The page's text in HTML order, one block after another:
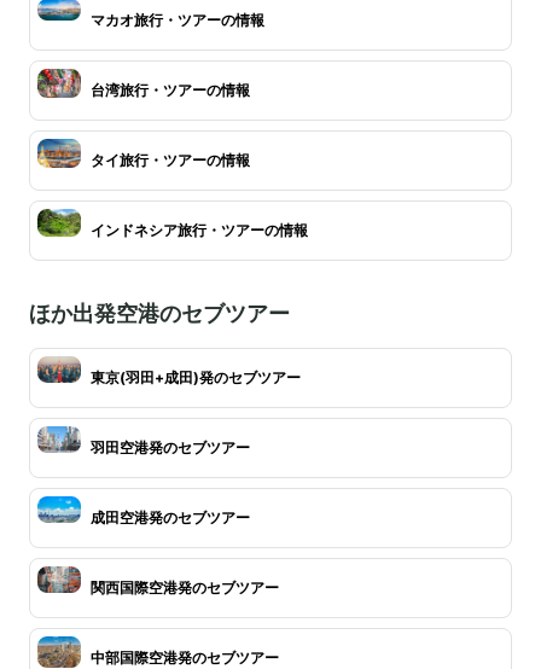
マカオ旅行・ツアーの情報
台湾旅行・ツアーの情報
タイ旅行・ツアーの情報
インドネシア旅行・ツアーの情報
ほか出発空港のセブツアー
東京(羽田+成田)発のセブツアー
羽田空港発のセブツアー
成田空港発のセブツアー
関西国際空港発のセブツアー
中部国際空港発のセブツアー